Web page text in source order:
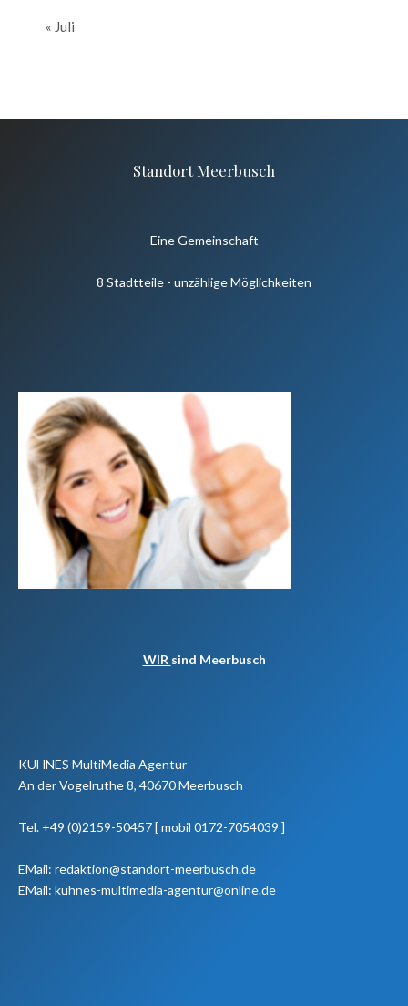
« Juli
Standort Meerbusch
Eine Gemeinschaft
8 Stadtteile - unzählige Möglichkeiten
WIR sind Meerbusch
KUHNES MultiMedia Agentur
An der Vogelruthe 8, 40670 Meerbusch
Tel. +49 (0)2159-50457 [ mobil 0172-7054039 ]
EMail: redaktion@standort-meerbusch.de
EMail: kuhnes-multimedia-agentur@online.de